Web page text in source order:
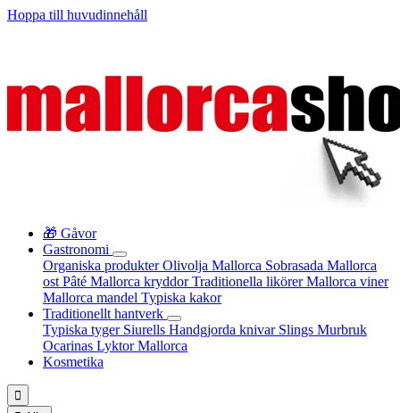
Hoppa till huvudinnehåll
🎁 Gåvor
Gastronomi
Organiska produkterOlivolja Mallorca Sobrasada Mallorca
ost Pâté Mallorca kryddorTraditionella likörerMallorca viner
Mallorca mandel Typiska kakor
Traditionellt hantverk
Typiska tyger Siurells Handgjorda knivar Slings Murbruk
Ocarinas Lyktor Mallorca
Kosmetika
